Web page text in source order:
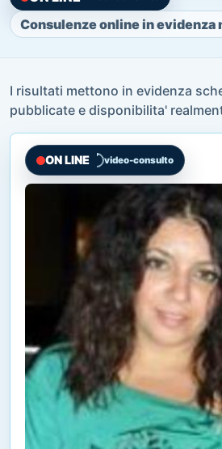
Consulenze online in evidenza
I risultati mettono in evidenza
pubblicate e disponibilita'
ON LINE video-consulto